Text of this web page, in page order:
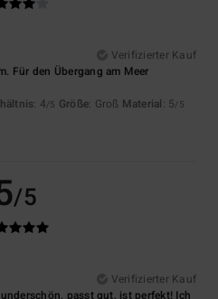
Verifizierter Kauf
Für den Übergang am Meer
: 4/5 Größe: Groß Material: 5/5
/5
Verifizierter Kauf
passt gut, ist perfekt! Ich